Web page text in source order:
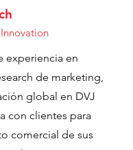
experiencia en
de marketing,
global en DVJ
con clientes para
comercial de sus